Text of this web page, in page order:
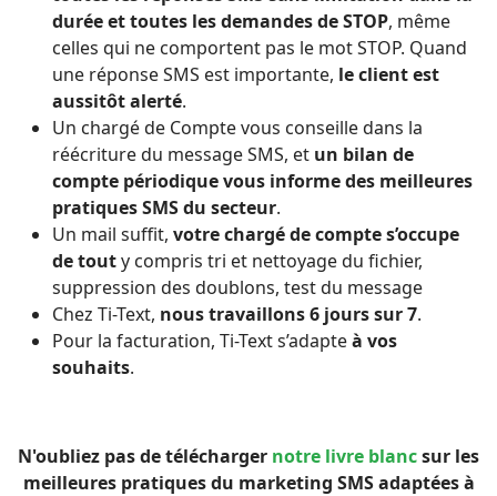
durée et toutes les demandes de STOP, même
celles qui ne comportent pas le mot STOP. Quand
une réponse SMS est importante, le client est
aussitôt alerté.
Un chargé de Compte vous conseille dans la
réécriture du message SMS, et un bilan de
compte périodique vous informe des meilleures
pratiques SMS du secteur.
Un mail suffit, votre chargé de compte s’occupe
de touty compris tri et nettoyage du fichier,
suppression des doublons, test du message
Chez Ti-Text, nous travaillons 6 jours sur 7.
Pour la facturation, Ti-Text s’adapteà vos
souhaits.
N'oubliez pas de télécharger notre livre blancsur les
meilleures pratiques du marketing SMS adaptées à